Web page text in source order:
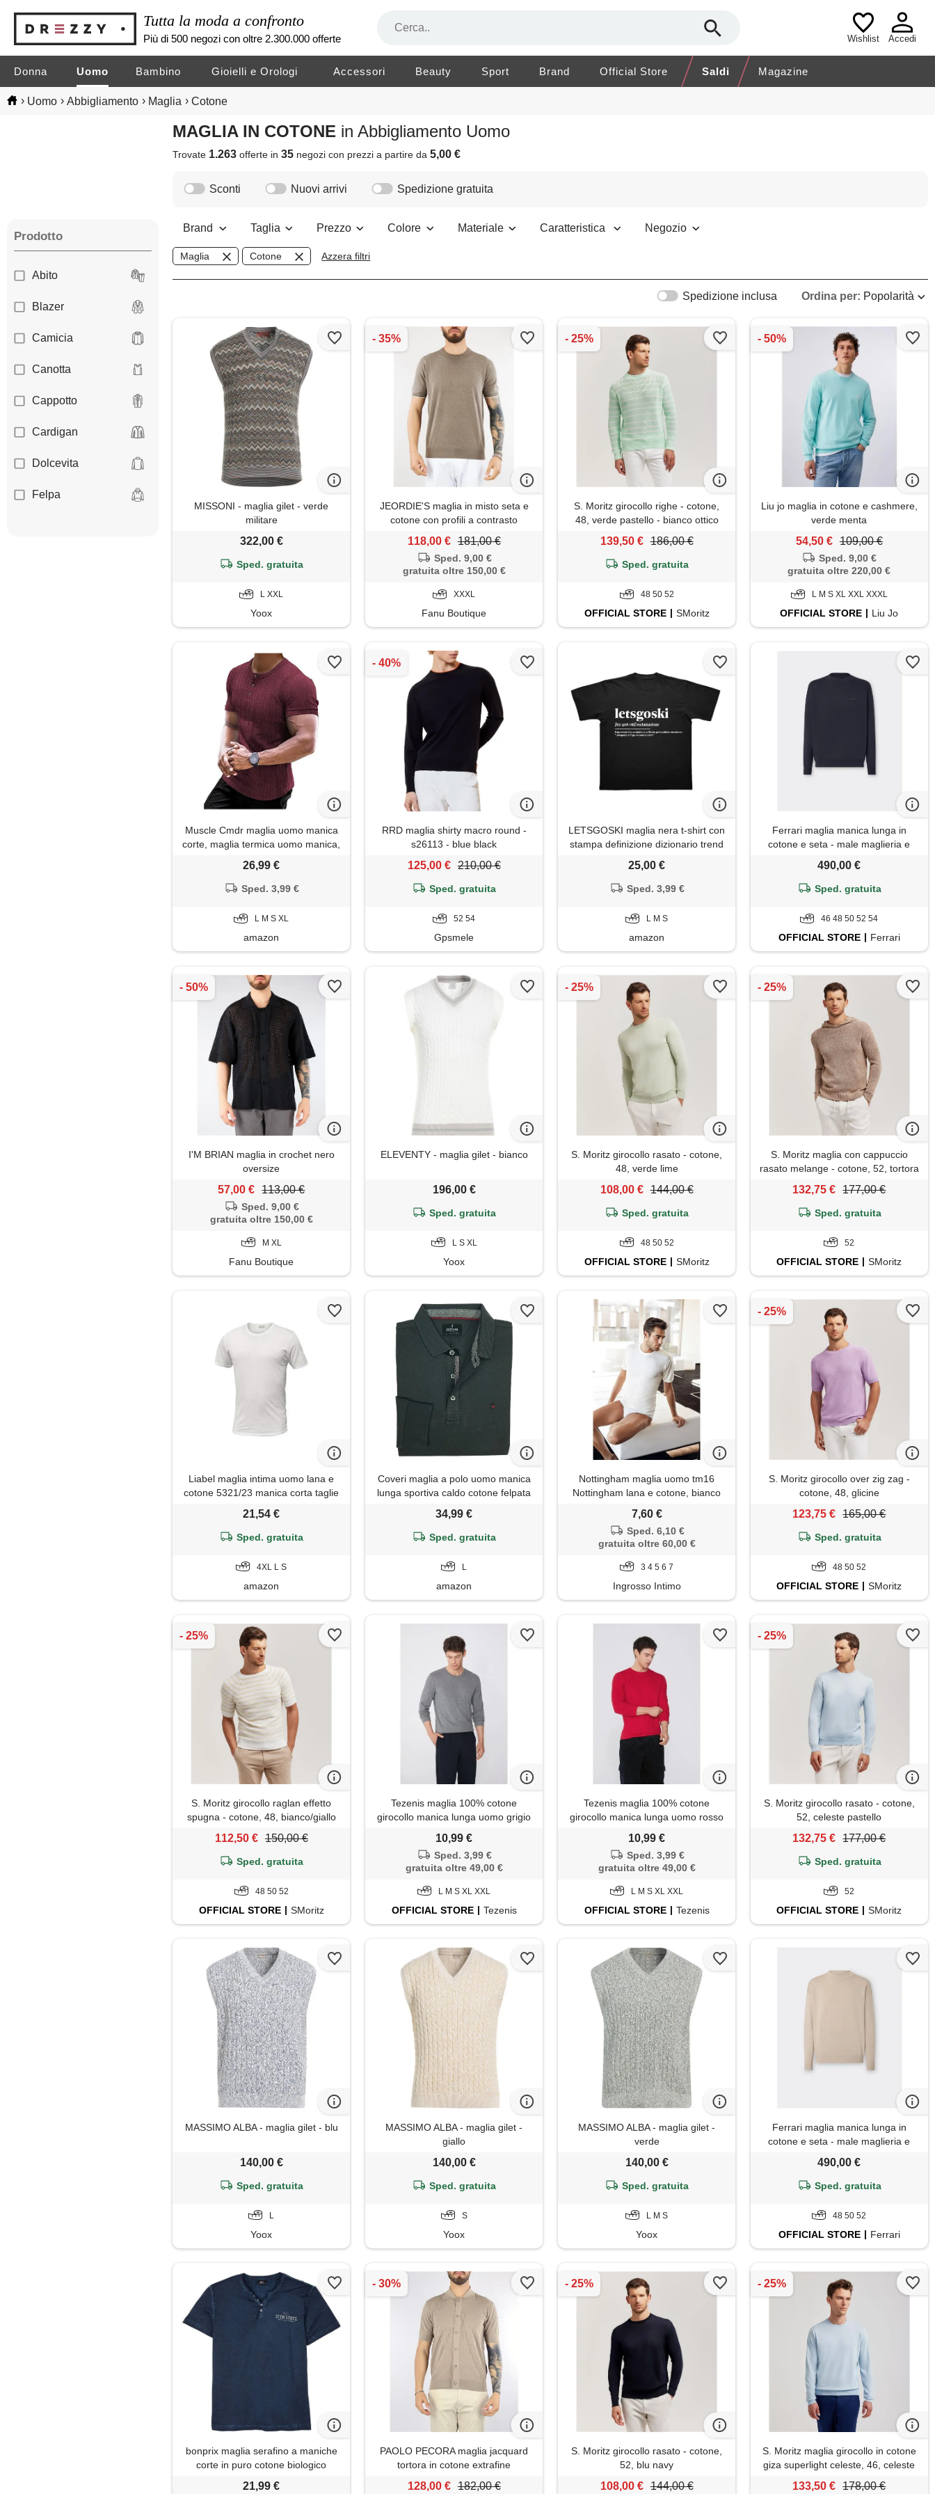
Tutta la moda a confronto
Più di 500 negozi con oltre 2.300.000 offerte Wishlist Accedi
Donna Uomo Bambino Gioielli e Orologi Accessori Beauty Sport Brand Official Store Saldi Magazine
› Uomo › Abbigliamento › Maglia › Cotone
MAGLIA IN COTONE in Abbigliamento Uomo
Trovate 1.263 offerte in35 negozicon prezzi a partire da5,00 €
Prodotto
Abito
Blazer
Camicia
Canotta
Cappotto
Cardigan
Dolcevita
Felpa
Sconti Nuovi arrivi Spedizione gratuita
Brand Taglia Prezzo Colore Materiale Caratteristica Negozio
Maglia Cotone Azzera filtri
Ordina per: Popolarità
Spedizione inclusa
MISSONI - maglia gilet - verde
militare
322,00 €
Sped. gratuita
L XXL
Yoox
JEORDIE'S maglia in misto seta e
cotone con profili a contrasto
jeordie's
118,00 € 181,00 €
Sped. 9,00 €
gratuita oltre 150,00 €
XXXL
Fanu Boutique
S. Moritz girocollo righe - cotone,
48, verde pastello - bianco ottico
139,50 € 186,00 €
Sped. gratuita
48 50 52
OFFICIALSTORE SMoritz
Liu jo maglia in cotone e cashmere,
verde menta
54,50 € 109,00 €
Sped. 9,00 €
gratuita oltre 220,00 €
L M S XL XXL XXXL
OFFICIAL STORE Liu Jo
Muscle Cmdr maglia uomo manica
corte, maglia termica uomo manica,
cotone camicie muscolari slim
fit（rosso/l）
26,99 €
Sped. 3,99 €
L M S XL
amazon
RRD maglia shirty macro round -
s26113 - blue black
125,00 € 210,00 €
Sped. gratuita
52 54
Gpsmele
LETSGOSKI maglia nera t-shirt con
stampa definizione dizionario trend
italiano gamer cotone manica corta
girocollo abbigliamento casual
streetwear idea regalo unisex taglie
25,00 €
Sped. 3,99 €
L M S
amazon
Ferrari maglia manica lunga in
cotone e seta - male maglieria e
felpe navy
490,00 €
Sped. gratuita
46 48 50 52 54
OFFICIALSTORE Ferrari
I'M BRIAN maglia in crochet nero
oversize
57,00 € 113,00 €
Sped. 9,00 €
gratuita oltre 150,00 €
M XL
Fanu Boutique
ELEVENTY - maglia gilet - bianco
196,00 €
Sped. gratuita
L S XL
Yoox
S. Moritz girocollo rasato - cotone,
48, verde lime
108,00 € 144,00 €
Sped. gratuita
48 50 52
OFFICIAL STORE SMoritz
S. Moritz maglia con cappuccio
rasato melange - cotone, 52, tortora
132,75 € 177,00 €
Sped. gratuita
52
OFFICIAL STORE SMoritz
Liabel maglia intima uomo lana e
cotone 5321/23 manica corta taglie
uomo)
21,54 €
Sped. gratuita
4XL L S
amazon
Coveri maglia a polo uomo manica
lunga sportiva caldo cotone felpata
34,99 €
Sped. gratuita
L
amazon
Nottingham maglia uomo tm16
Nottingham lana e cotone, bianco
7,60 €
Sped. 6,10 €
gratuita oltre 60,00 €
3 4 5 6 7
Ingrosso Intimo
S. Moritz girocollo over zig zag -
cotone, 48, glicine
123,75 € 165,00 €
Sped. gratuita
48 50 52
OFFICIAL STORE SMoritz
S. Moritz girocollo raglan effetto
spugna - cotone, 48, bianco/giallo
112,50 € 150,00 €
Sped. gratuita
48 50 52
OFFICIAL STORE SMoritz
Tezenis maglia 100% cotone
girocollo manica lunga uomo grigio
10,99 €
Sped. 3,99 €
gratuita oltre 49,00 €
L M S XL XXL
OFFICIAL STORE Tezenis
Tezenis maglia 100% cotone
girocollo manica lunga uomo rosso
10,99 €
Sped. 3,99 €
gratuita oltre 49,00 €
L M S XL XXL
OFFICIAL STORE Tezenis
S. Moritz girocollo rasato - cotone,
52, celeste pastello
132,75 € 177,00 €
Sped. gratuita
52
OFFICIAL STORE SMoritz
MASSIMO ALBA - maglia gilet - blu
140,00 €
Sped. gratuita
L
Yoox
MASSIMO ALBA - maglia gilet -
giallo
140,00 €
Sped. gratuita
S
Yoox
MASSIMO ALBA - maglia gilet -
verde
140,00 €
Sped. gratuita
L M S
Yoox
Ferrari maglia manica lunga in
cotone e seta - male maglieria e
490,00 €
Sped. gratuita
48 50 52
OFFICIAL STORE Ferrari
bonprix maglia serafino a maniche
corte in puro cotone biologico
effetto lavato-blu
21,99 €
PAOLO PECORA maglia jacquard
tortora in cotone extrafine
128,00 € 182,00 €
S. Moritz girocollo rasato - cotone,
52, blu navy
108,00 € 144,00 €
S. Moritz maglia girocollo in cotone
giza superlight celeste, 46, celeste
pastello
133,50 € 178,00 €